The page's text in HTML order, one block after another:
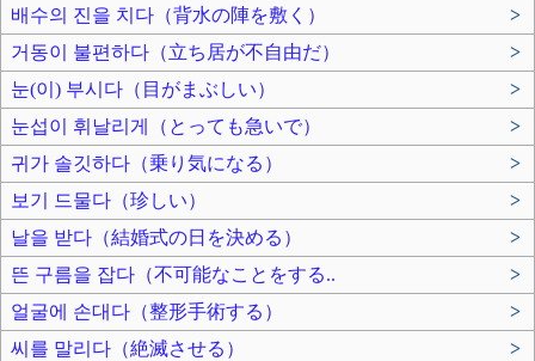
배수의 진을 치다（背水の陣を敷く）
>
거동이 불편하다（立ち居が不自由だ）
>
눈(이) 부시다（目がまぶしい）
>
눈섭이 휘날리게（とっても急いで）
>
귀가 솔깃하다（乗り気になる）
>
보기 드물다（珍しい）
>
날을 받다（結婚式の日を決める）
>
뜬 구름을 잡다（不可能なことをする..
>
얼굴에 손대다（整形手術する）
>
씨를 말리다（絶滅させる）
>